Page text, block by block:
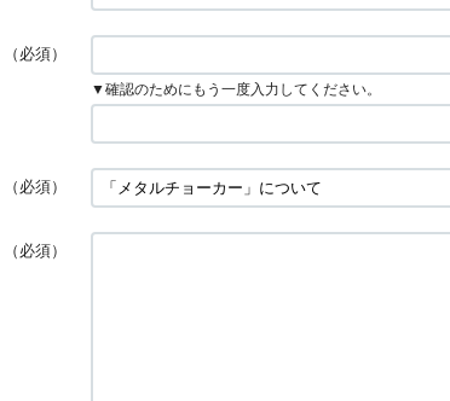
（必須）
▼確認のためにもう一度入力してください。
（必須）
（必須）